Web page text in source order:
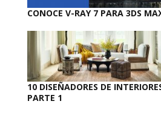
CONOCE V-RAY 7 PARA 3DS
10 DISEÑADORES DE
PARTE 1